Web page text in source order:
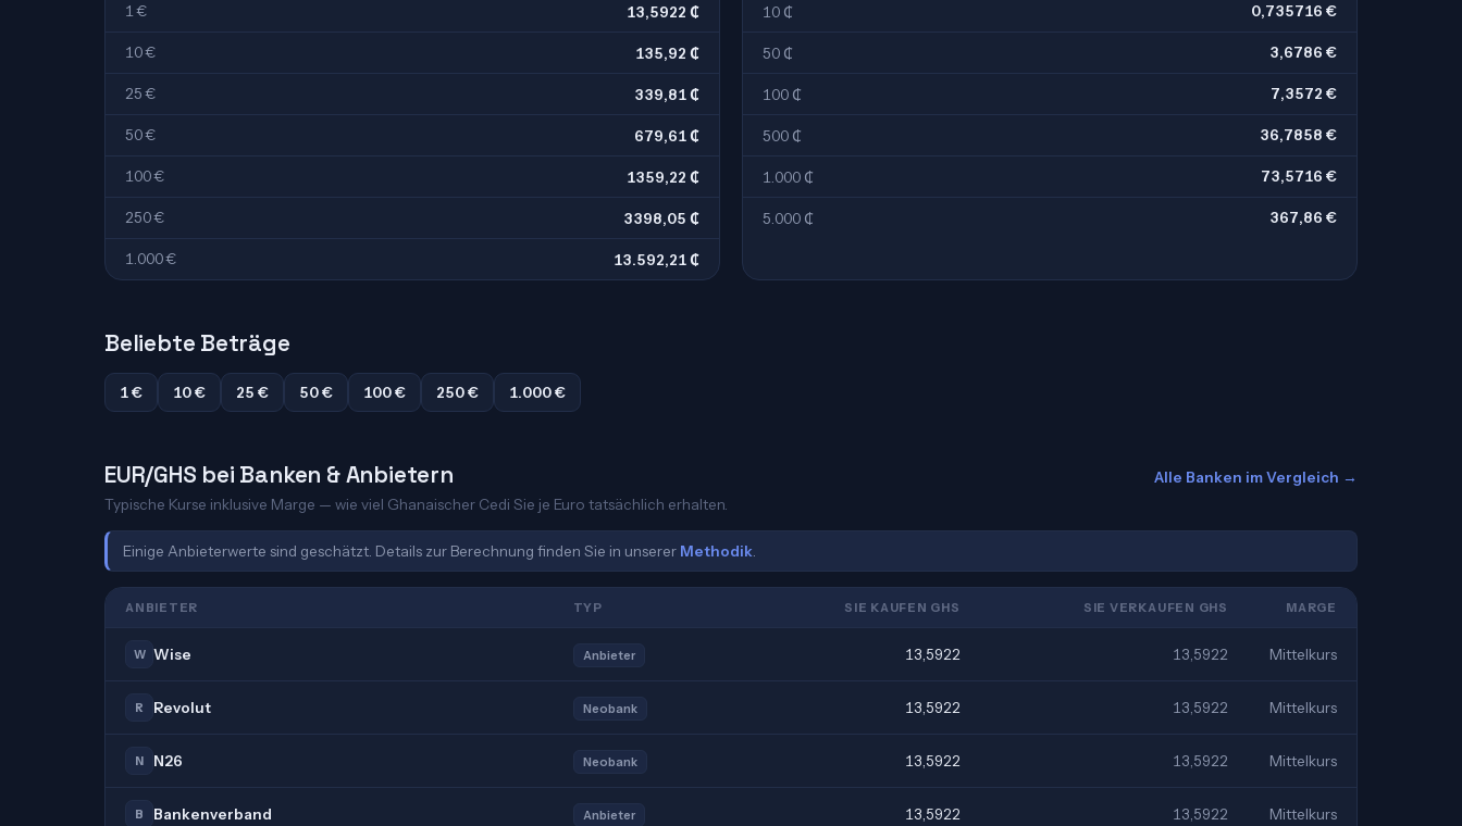
1 € 13,5922 ₵
10 € 135,92 ₵
25 € 339,81 ₵
50 € 679,61 ₵
100 € 1359,22 ₵
250 € 3398,05 ₵
1.000 € 13.592,21 ₵
10 ₵ 0,735716 €
50 ₵ 3,6786 €
100 ₵ 7,3572 €
500 ₵ 36,7858 €
1.000 ₵ 73,5716 €
5.000 ₵ 367,86 €
Beliebte Beträge
1 € 10 € 25 € 50 € 100 € 250 € 1.000 €
EUR/GHS bei Banken & Anbietern
Typische Kurse inklusive Marge — wie viel Ghanaischer Cedi Sie je Euro tatsächlich erhalten.
Alle Banken im Vergleich →
Einige Anbieterwerte sind geschätzt. Details zur Berechnung finden Sie in unserer Methodik
ANBIETER TYP SIE KAUFEN GHS SIE VERKAUFEN GHS MARGE
W Wise Anbieter 13,5922 13,5922 Mittelkurs
R Revolut Neobank 13,5922 13,5922 Mittelkurs
N N26 Neobank 13,5922 13,5922 Mittelkurs
B Bankenverband Anbieter 13,5922 13,5922 Mittelkurs